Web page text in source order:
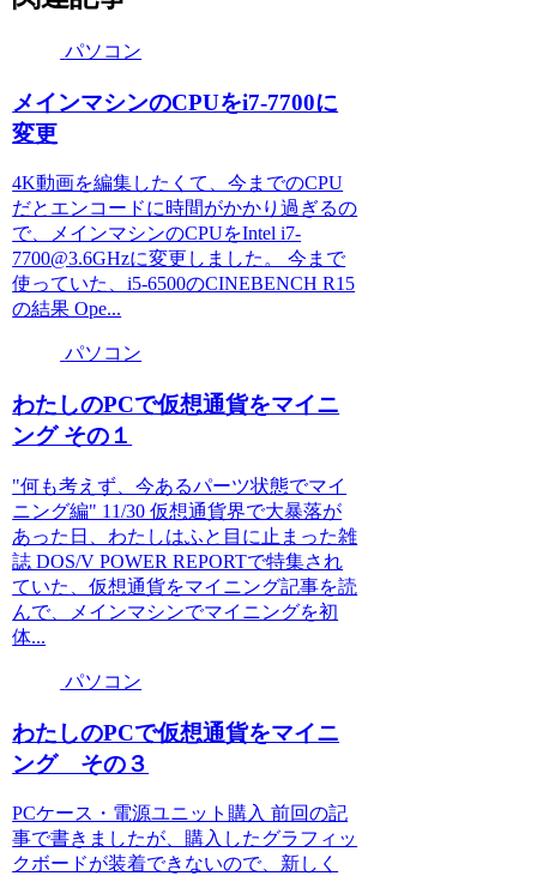
パソコン
メインマシンのCPUをi7-7700に
変更
4K動画を編集したくて、今までのCPU
だとエンコードに時間がかかり過ぎるの
で、メインマシンのCPUをIntel i7-
7700@3.6GHzに変更しました。 今まで
使っていた、i5-6500のCINEBENCH R15
の結果 Ope...
パソコン
わたしのPCで仮想通貨をマイニ
ング その１
"何も考えず、今あるパーツ状態でマイ
ニング編" 11/30 仮想通貨界で大暴落が
あった日、わたしはふと目に止まった雑
誌 DOS/V POWER REPORTで特集され
ていた、仮想通貨をマイニング記事を読
んで、メインマシンでマイニングを初
体...
パソコン
わたしのPCで仮想通貨をマイニ
ング その３
PCケース・電源ユニット購入 前回の記
事で書きましたが、購入したグラフィッ
クボードが装着できないので、新しく